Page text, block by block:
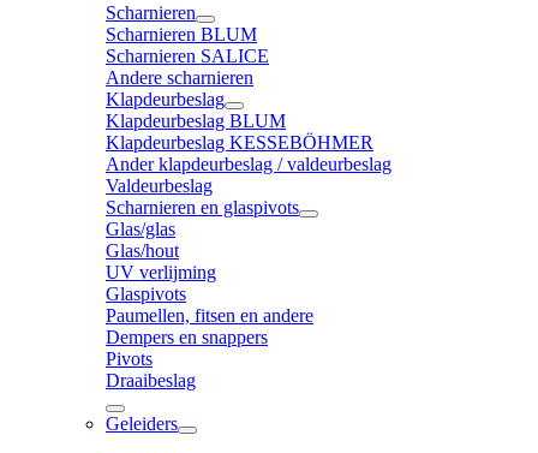
Scharnieren
Scharnieren BLUM
Scharnieren SALICE
Andere scharnieren
Klapdeurbeslag
Klapdeurbeslag BLUM
Klapdeurbeslag KESSEBÖHMER
Ander klapdeurbeslag / valdeurbeslag
Valdeurbeslag
Scharnieren en glaspivots
Glas/glas
Glas/hout
UV verlijming
Glaspivots
Paumellen, fitsen en andere
Dempers en snappers
Pivots
Draaibeslag
Geleiders